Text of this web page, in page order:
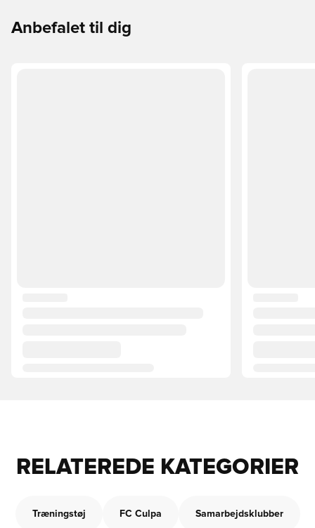
Anbefalet til dig
RELATEREDE KATEGORIER
Træningstøj FC Culpa Samarbejdsklubber